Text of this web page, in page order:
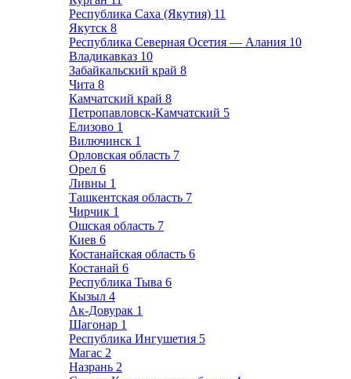
Республика Саха (Якутия) 11
Якутск 8
Республика Северная Осетия — Алания 10
Владикавказ 10
Забайкальский край 8
Чита 8
Камчатский край 8
Петропавловск-Камчатский 5
Елизово 1
Вилючинск 1
Орловская область 7
Орел 6
Ливны 1
Ташкентская область 7
Чирчик 1
Ошская область 7
Киев 6
Костанайская область 6
Костанай 6
Республика Тыва 6
Кызыл 4
Ак-Довурак 1
Шагонар 1
Республика Ингушетия 5
Магас 2
Назрань 2